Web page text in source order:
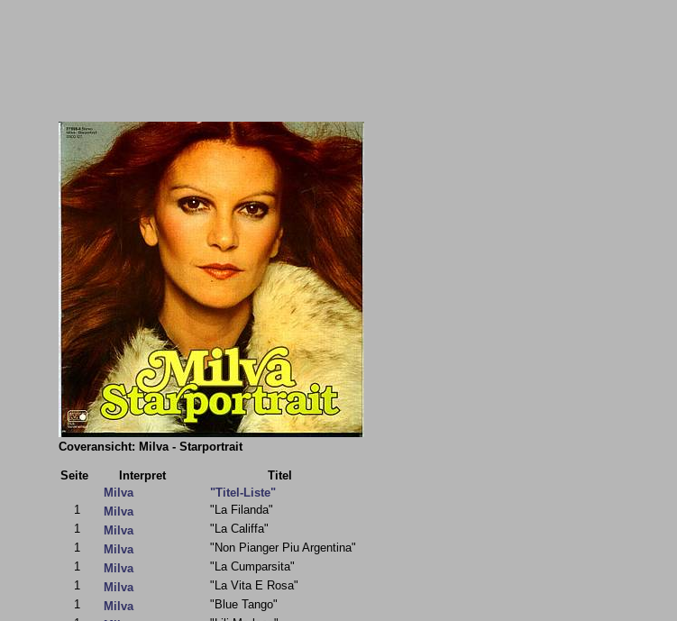
Coveransicht: Milva - Starportrait
Seite Interpret
Titel
Milva
"Titel-Liste"
1
Milva
"La Filanda"
1
Milva
"La Califfa"
1
Milva
"Non Pianger Piu Argentina"
1
Milva
"La Cumparsita"
1
Milva
"La Vita E Rosa"
1
Milva
"Blue Tango"